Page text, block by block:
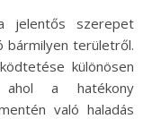
bármilyen területről.
különösen
a hatékony
való haladás